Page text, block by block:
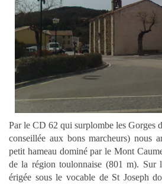
Par le CD 62 qui surplombe les Gorges
conseillée aux bons marcheurs) nous
petit hameau dominé par le Mont
de la région toulonnaise (801 m). Sur
érigée sous le vocable de St Joseph